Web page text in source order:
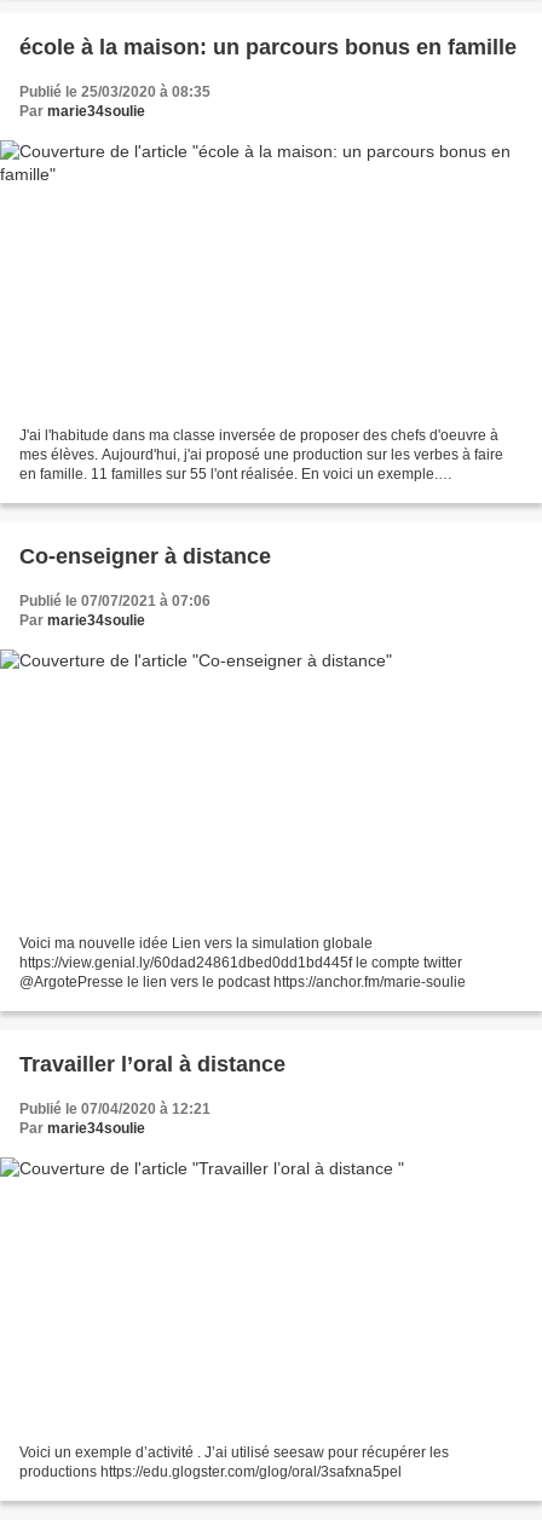
école à la maison: un parcours bonus en famille
Publié le 25/03/2020 à 08:35
Par marie34soulie
J'ai l'habitude dans ma classe inversée de proposer des chefs d'oeuvre à
mes élèves. Aujourd'hui, j'ai proposé une production sur les verbes à faire
en famille. 11 familles sur 55 l'ont réalisée. En voici un exemple.
Co-enseigner à distance
Publié le 07/07/2021 à 07:06
Par marie34soulie
Voici ma nouvelle idée Lien vers la simulation globale
https://view.genial.ly/60dad24861dbed0dd1bd445f le compte twitter
@ArgotePresse le lien vers le podcast https://anchor.fm/marie-soulie
Travailler l’oral à distance
Publié le 07/04/2020 à 12:21
Par marie34soulie
Voici un exemple d’activité . J’ai utilisé seesaw pour récupérer les
productions https://edu.glogster.com/glog/oral/3safxna5pel